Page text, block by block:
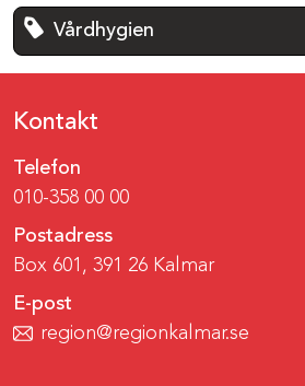
Vårdhygien
Kontakt
Telefon
010-358 00 00
Postadress
Box 601, 391 26 Kalmar
E-post
region@regionkalmar.se